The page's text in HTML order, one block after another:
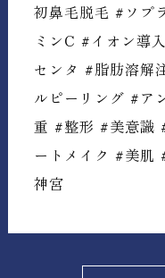
初鼻毛脱毛 #ソプ
ミンC #イオン導
センタ #脂肪溶解
ルピーリング #ア
重 #整形 #美意識
ートメイク #美肌
神宮